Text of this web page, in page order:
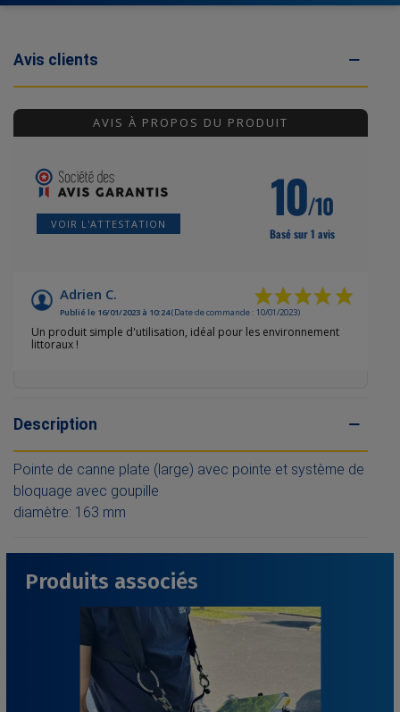
Description
Pointe de canne plate (large) avec pointe et système de
bloquage avec goupille
diamètre: 163 mm
Avis clients
AVIS À PROPOS DU PRODUIT
VOIR L'ATTESTATION 10/10
Basé sur 1 avis
Adrien C.
Publié le 16/01/2023 à 10:24(Date de commande : 10/01/2023)
Un produit simple d'utilisation, idéal pour les environnement
littoraux !
Produits associés